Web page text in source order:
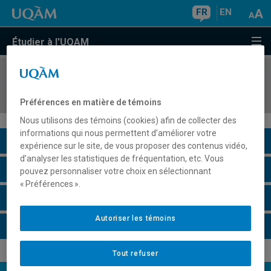
FR EN
Étudier à l'UQAM
COURS//
Description du cours
Horaire - Été 2026
Préférences en matière de témoins
Nous utilisons des témoins (cookies) afin de collecter des
informations qui nous permettent d’améliorer votre
expérience sur le site, de vous proposer des contenus vidéo,
d’analyser les statistiques de fréquentation, etc. Vous
pouvez personnaliser votre choix en sélectionnant
« Préférences ».
Tout refuser
Autoriser les témoins